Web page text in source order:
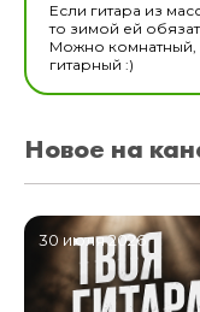
Если гитара из
то зимой ей
Можно комнатный,
гитарный :)
Новое на
30 июля 2026